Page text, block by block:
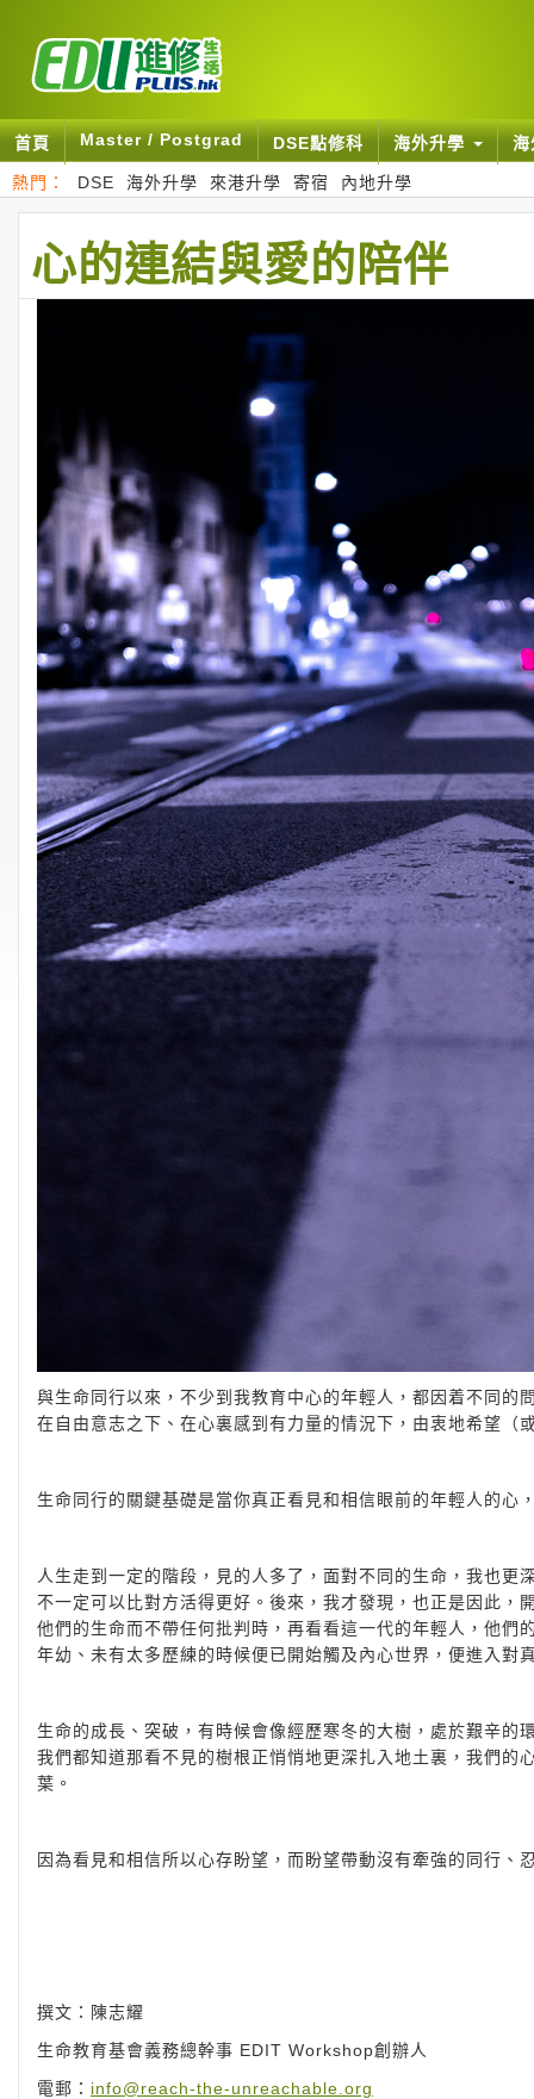
首頁 Master / Postgrad DSE點修科 海外升學
熱門： DSE 海外升學 來港升學 寄宿 內地升學
心的連結與愛的陪伴
與生命同行以來，不少到我教育中心的年輕人，都因着不同
在自由意志之下、在心裏感到有力量的情況下，由衷地希望（
生命同行的關鍵基礎是當你真正看見和相信眼前的年輕人的
人生走到一定的階段，見的人多了，面對不同的生命，我也
不一定可以比對方活得更好。後來，我才發現，也正是因此
他們的生命而不帶任何批判時，再看看這一代的年輕人，他
年幼、未有太多歷練的時候便已開始觸及內心世界，便進入對
生命的成長、突破，有時候會像經歷寒冬的大樹，處於艱辛
我們都知道那看不見的樹根正悄悄地更深扎入地土裏，我們
葉。
因為看見和相信所以心存盼望，而盼望帶動沒有牽強的同行、
撰文：陳志耀
生命教育基會義務總幹事 EDIT Workshop創辦人
電郵： info@reach-the-unreachable.org